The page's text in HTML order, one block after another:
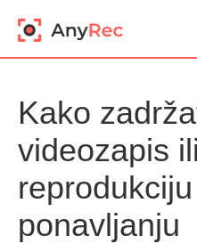
Kako
videozapis
ponavljanju